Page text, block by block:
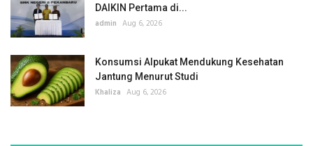
DAIKIN Pertama di...
admin Aug 6, 2026
Konsumsi Alpukat Mendukung Kesehatan
Jantung Menurut Studi
Khaliza Aug 6, 2026